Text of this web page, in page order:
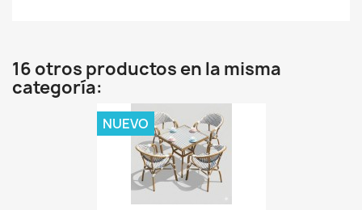
16 otros productos en la misma
categoría:
NUEVO